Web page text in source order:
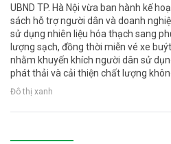
UBND TP. Hà Nội vừa ban hành kế
sách hỗ trợ người dân và doanh
sử dụng nhiên liệu hóa thạch sang
lượng sạch, đồng thời miễn vé xe
nhằm khuyến khích người dân sử
phát thải và cải thiện chất lượng
Đô thị xanh